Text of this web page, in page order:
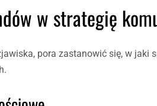
w strategię
pora zastanowić się, w jaki